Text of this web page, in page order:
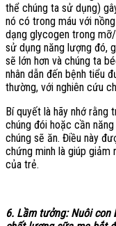
thể chúng ta sử dụng)
nó có trong máu với
dạng glycogen trong
sử dụng năng lượng đó,
sẽ lớn hơn và chúng ta
nhân dẫn đến bệnh tiểu
thường, với nghiên cứu
Bí quyết là hãy nhớ rằng
chúng đói hoặc cần
chúng sẽ ăn. Điều này
chứng minh là giúp giảm
của trẻ.
6. Lầm tưởng: Nuôi